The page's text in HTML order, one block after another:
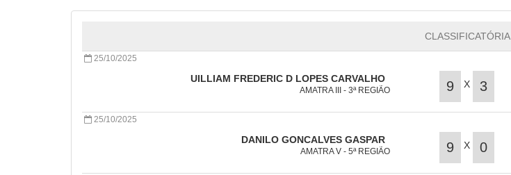
CLASSIFICATÓRIA
25/10/2025
UILLIAM FREDERIC D LOPES CARVALHO
AMATRA III - 3ª REGIÃO 9 X 3
25/10/2025
DANILO GONCALVES GASPAR
AMATRA V - 5ª REGIÃO 9 X 0